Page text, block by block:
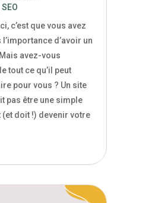
SEO
c’est que vous avez
d’avoir un
avez-vous
tout ce qu’il peut
pour vous ? Un site
pas être une simple
(et doit !) devenir votre